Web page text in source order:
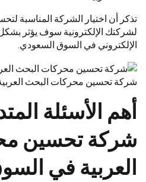
تذكر أن اختيار الشركة المناسبة
لشركتك الإلكترونية سوف يؤثر
الإلكتروني في السوق السعودي.
شركة تحسين محركات البحث
أهم الأسئلة
شركة تحسين
العربية في